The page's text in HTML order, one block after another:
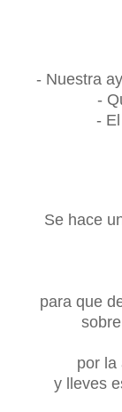
- Nuestra
-
-
Se hace
para que
por la
y lleves